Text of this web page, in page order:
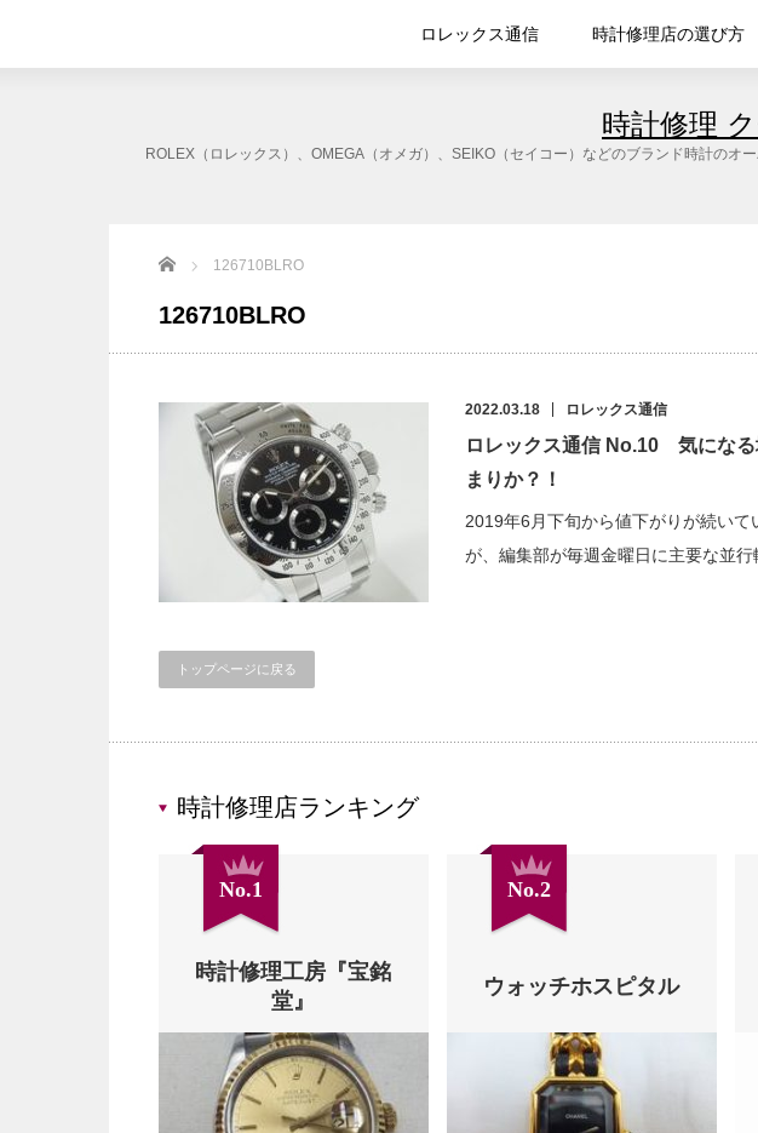
時計修理
ROLEX（ロレックス）、OMEGA（オメガ）、SEIKO（セイコー）などのブランド時計のオ
ロレックス通信 時計修理店の選び方
Home 126710BLRO
126710BLRO
2022.03.18 ロレックス通信
ロレックス通信 No.10 気にな
まりか？！
2019年6月下旬から値下がりが続い
が、編集部が毎週金曜日に主要な並
トップページに戻る
時計修理店ランキング
No.1
時計修理工房『宝銘
堂』
No.2
ウォッチホスピタル